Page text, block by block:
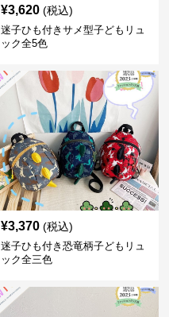
¥3,620 (税込)
迷子ひも付きサメ型子どもリュ
ック全5色
¥3,370 (税込)
迷子ひも付き恐竜柄子どもリュ
ック全三色